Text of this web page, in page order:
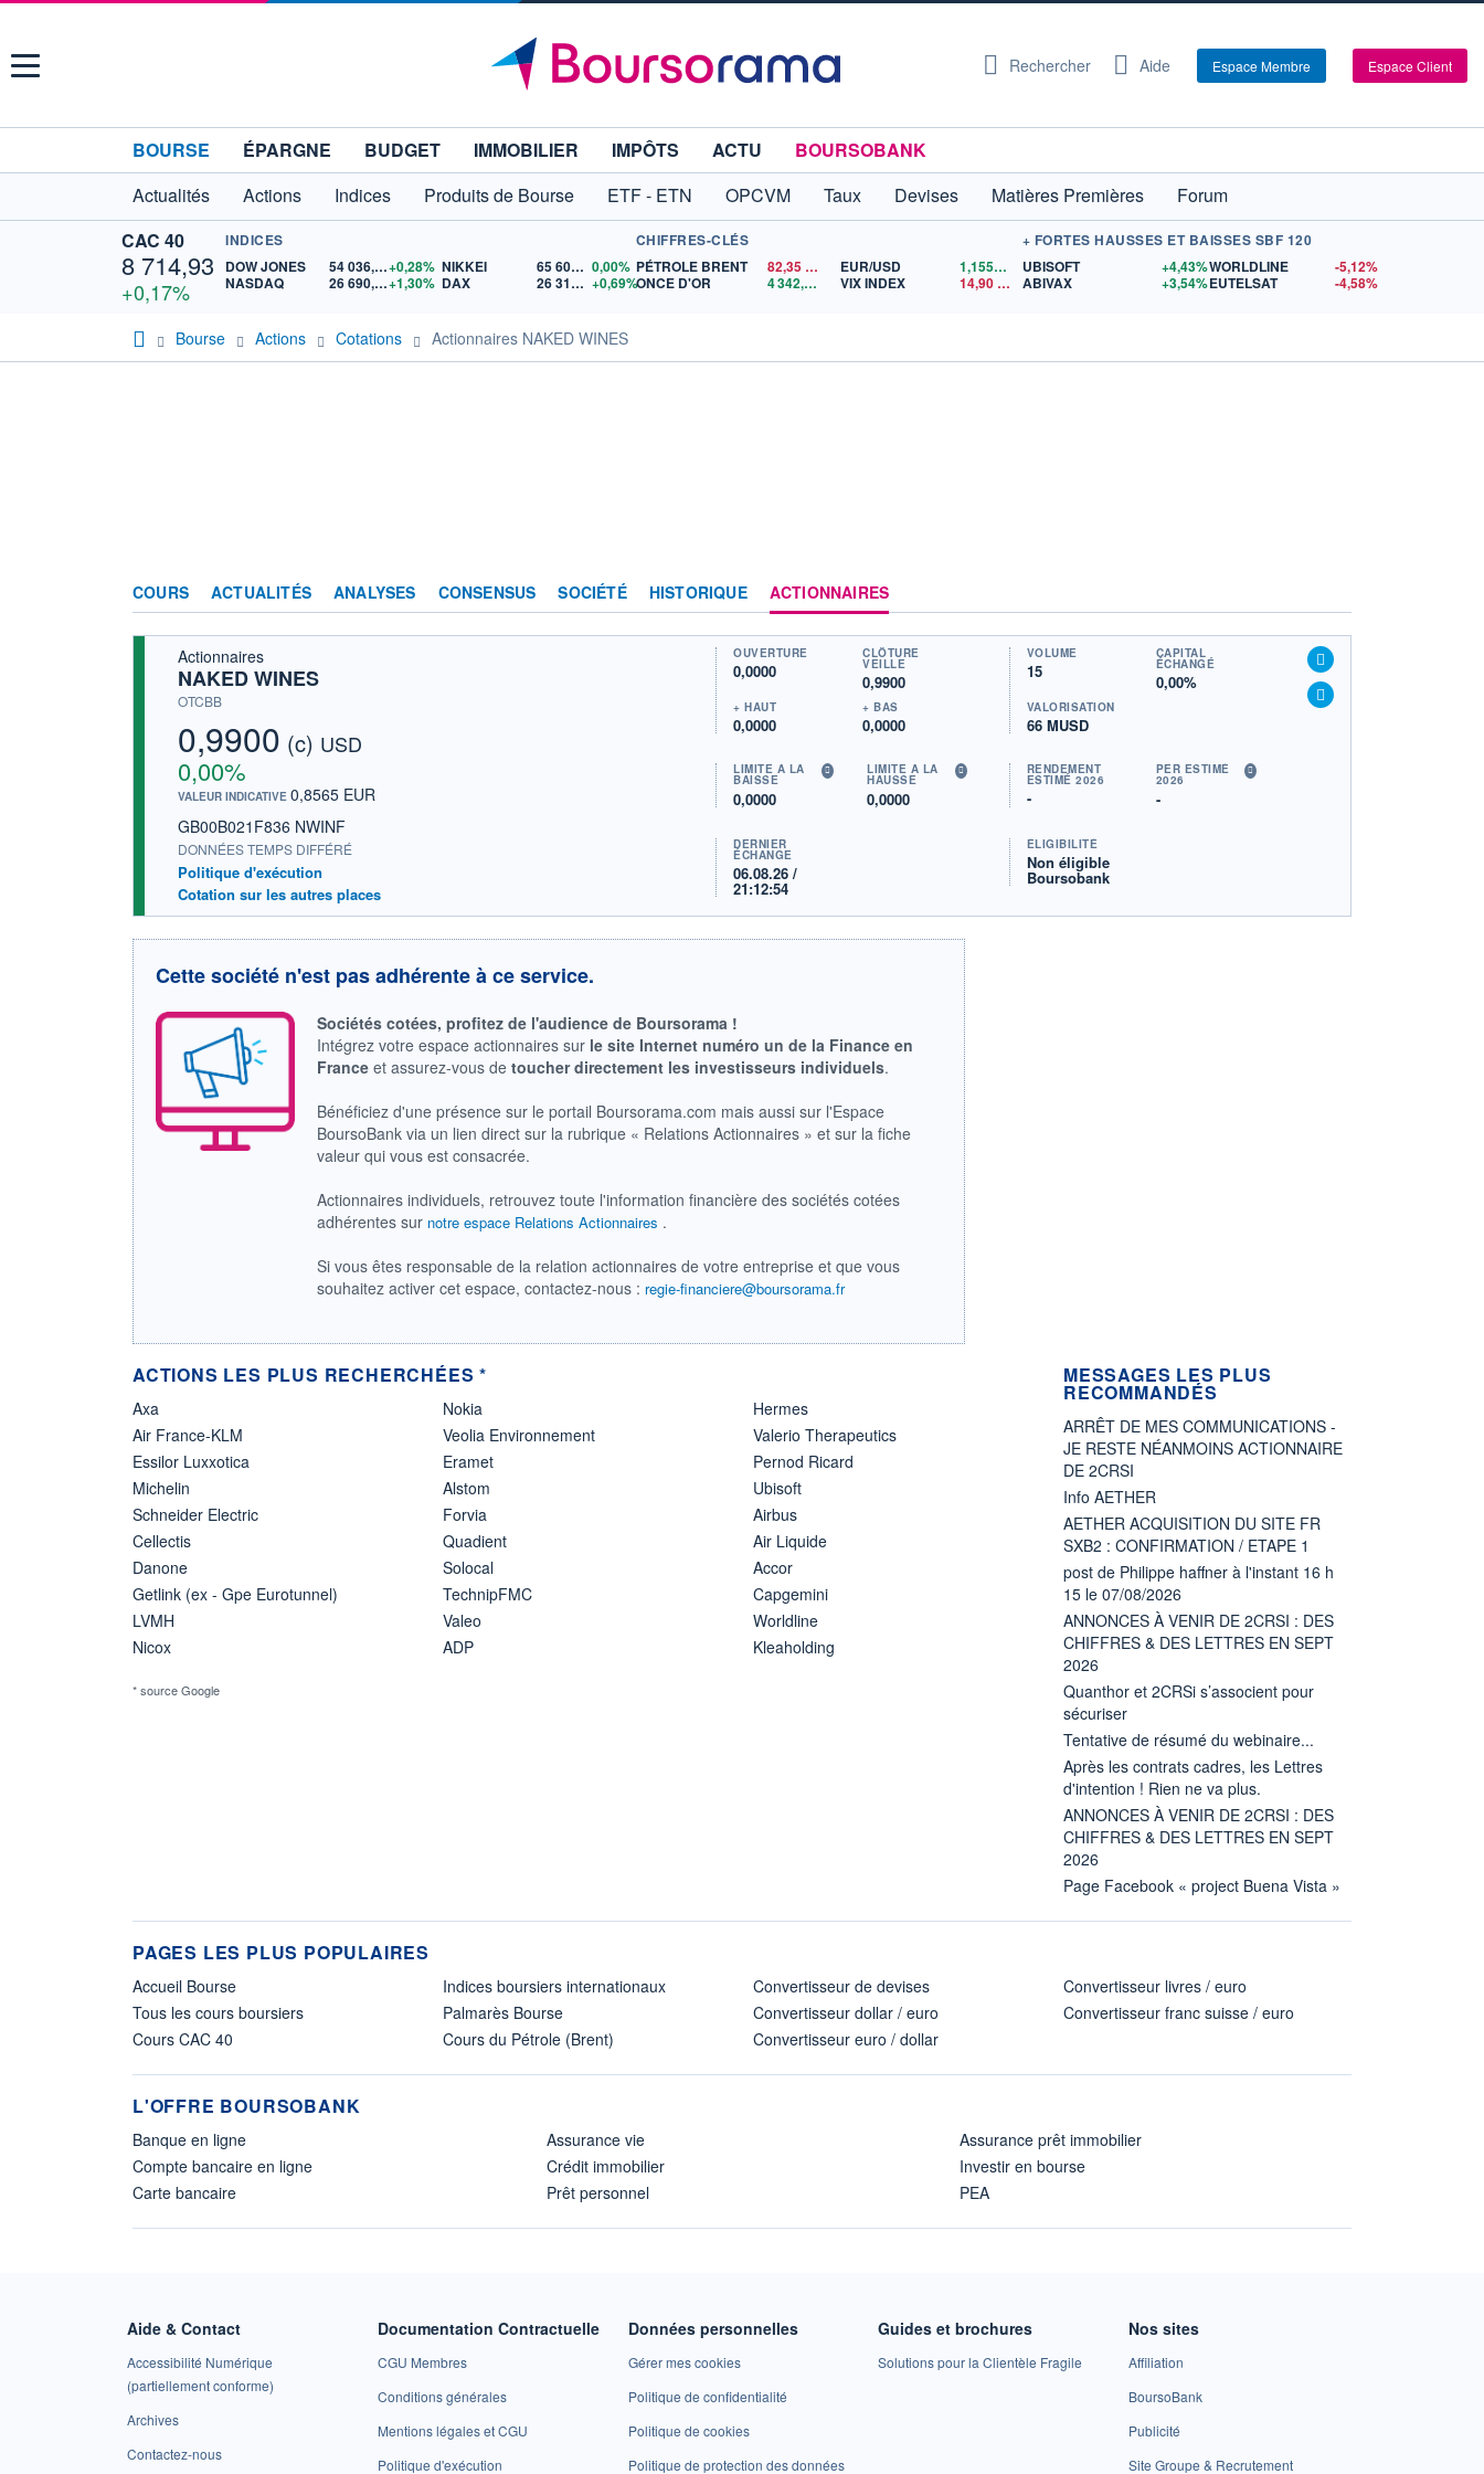
Menu Rechercher Aide Espace Membre Espace Client
BOURSE ÉPARGNE BUDGET IMMOBILIER IMPÔTS ACTU
BOURSOBANK
Actualités
Actions Indices Produits de Bourse ETF - ETN OPCVM Taux Devises Matières Premières
Forum
CAC 40
8 714,93
+0,17%
INDICES
DOW JONES
54 036,93+0,28%
NASDAQ
26 690,62+1,30%
NIKKEI 65 606,71 0,00%
DAX
26 319,45 +0,69%
CHIFFRES-CLÉS
PÉTROLE BRENT
82,35$US
ONCE D'OR
4 342,26 $US
EUR/USD 1,1559$US
VIX INDEX
14,90
+ FORTES HAUSSES ET BAISSES SBF 120
UBISOFT
+4,43%
ABIVAX
+3,54%
WORLDLINE
-5,12%
EUTELSAT
-4,58%
Bourse Actions Cotations Actionnaires NAKED WINES
COURS ACTUALITÉS ANALYSES CONSENSUS SOCIÉTÉ HISTORIQUE ACTIONNAIRES
Actionnaires
NAKED WINES
OTCBB
0,9900 (c) USD
0,00%
VALEUR INDICATIVE 0,8565 EUR
GB00B021F836 NWINF
DONNÉES TEMPS DIFFÉRÉ
Politique d'exécution
Cotation sur les autres places
OUVERTURE
0,0000
CLÔTURE
VEILLE
0,9900
+ HAUT
0,0000
+ BAS
0,0000
VOLUME
15
CAPITAL
ÉCHANGÉ
0,00%
VALORISATION
66 MUSD
LIMITE À LA
BAISSE
0,0000
LIMITE À LA
HAUSSE
0,0000
RENDEMENT
ESTIMÉ 2026
-
PER ESTIMÉ
2026
-
DERNIER
ÉCHANGE
06.08.26 /
21:12:54
ÉLIGIBILITÉ
Non éligible
Boursobank
Cette société n'est pas adhérente à ce service.
Sociétés cotées, profitez de l'audience de Boursorama !
Intégrez votre espace actionnaires sur le site Internet numéro un de la Finance en
France et assurez-vous detoucher directement les investisseurs individuels.
Bénéficiez d'une présence sur le portail Boursorama.com mais aussi sur l'Espace
BoursoBank via un lien direct sur la rubrique « Relations Actionnaires » et sur la fiche
valeur qui vous est consacrée.
Actionnaires individuels, retrouvez toute l'information financière des sociétés cotées
adhérentes sur notre espace Relations Actionnaires .
Si vous êtes responsable de la relation actionnaires de votre entreprise et que vous
souhaitez activer cet espace, contactez-nous : regie-financiere@boursorama.fr
ACTIONS LES PLUS RECHERCHÉES *
Axa
Air France-KLM
Essilor Luxxotica
Michelin
Schneider Electric
Cellectis
Danone
Getlink (ex - Gpe Eurotunnel)
LVMH
Nicox
Nokia
Veolia Environnement
Eramet
Alstom
Forvia
Quadient
Solocal
TechnipFMC
Valeo
ADP
Hermes
Valerio Therapeutics
Pernod Ricard
Ubisoft
Airbus
Air Liquide
Accor
Capgemini
Worldline
Kleaholding
* source Google
MESSAGES LES PLUS
RECOMMANDÉS
ARRÊT DE MES COMMUNICATIONS -
JE RESTE NÉANMOINS ACTIONNAIRE
DE 2CRSI
Info AETHER
AETHER ACQUISITION DU SITE FR
SXB2 : CONFIRMATION / ETAPE 1
post de Philippe haffner à l'instant 16 h
15 le 07/08/2026
ANNONCES À VENIR DE 2CRSI : DES
CHIFFRES & DES LETTRES EN SEPT
2026
Quanthor et 2CRSi s’associent pour
sécuriser
Tentative de résumé du webinaire...
Après les contrats cadres, les Lettres
d'intention ! Rien ne va plus.
ANNONCES À VENIR DE 2CRSI : DES
CHIFFRES & DES LETTRES EN SEPT
2026
Page Facebook « project Buena Vista »
PAGES LES PLUS POPULAIRES
Accueil Bourse
Tous les cours boursiers
Cours CAC 40
Indices boursiers internationaux
Palmarès Bourse
Cours du Pétrole (Brent)
Convertisseur de devises
Convertisseur dollar / euro
Convertisseur euro / dollar
Convertisseur livres / euro
Convertisseur franc suisse / euro
L'OFFRE BOURSOBANK
Banque en ligne
Compte bancaire en ligne
Carte bancaire
Assurance vie
Crédit immobilier
Prêt personnel
Assurance prêt immobilier
Investir en bourse
PEA
Aide & Contact
Accessibilité Numérique
(partiellement conforme)
Archives
Contactez-nous
Documentation Contractuelle
CGU Membres
Conditions générales
Mentions légales et CGU
Politique d'exécution
Données personnelles
Gérer mes cookies
Politique de confidentialité
Politique de cookies
Politique de protection des données
Guides et brochures
Solutions pour la Clientèle Fragile
Nos sites
Affiliation
BoursoBank
Publicité
Site Groupe & Recrutement